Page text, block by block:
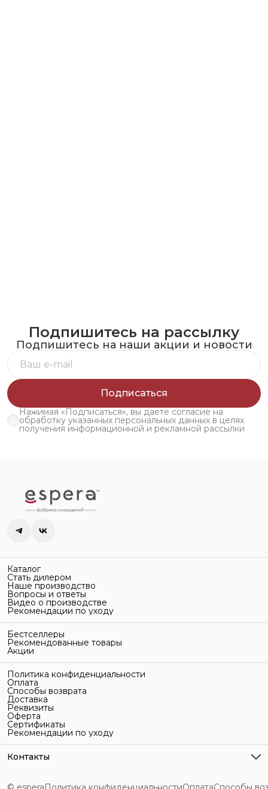
Подпишитесь на рассылку
Подпишитесь на наши акции и новости
Подписаться
Нажимая «Подписаться», вы даете согласие на
обработку указанных персональных данных в целях
получения информационной и рекламной рассылки
Каталог
Стать дилером
Наше производство
Вопросы и ответы
Видео о производстве
Рекомендации по уходу
Бестселлеры
Рекомендованные товары
Акции
Политика конфиденциальности
Оплата
Способы возврата
Доставка
Реквизиты
Оферта
Сертификаты
Рекомендации по уходу
Контакты